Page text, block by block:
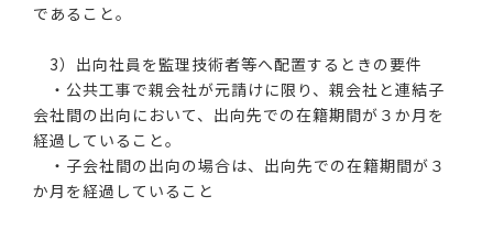
であること。
3）出向社員を監理技術者等へ配置するときの要件
・公共工事で親会社が元請けに限り、親会社と連結子
会社間の出向において、出向先での在籍期間が３か月を
経過していること。
・子会社間の出向の場合は、出向先での在籍期間が３
か月を経過していること